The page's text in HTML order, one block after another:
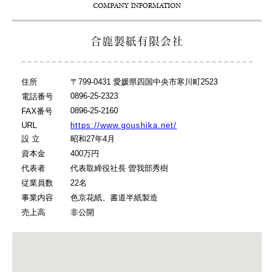
COMPANY INFORMATION
合鹿製紙有限会社
住所
〒799-0431 愛媛県四国中央市寒川町2523
電話番号
0896-25-2323
FAX番号
0896-25-2160
URL
https://www.goushika.net/
設 立
昭和27年4月
資本金
400万円
代表者
代表取締役社長 曽我部秀樹
従業員数
22名
事業内容
色京花紙、書道半紙製造
売上高
非公開